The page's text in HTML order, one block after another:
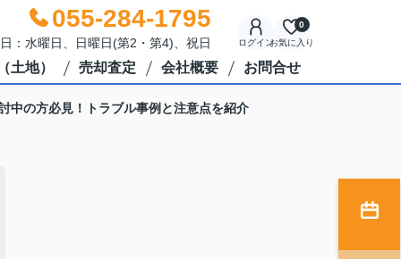
055-284-1795
水曜日、日曜日(第2・第4)、祝日 ログインお気に入り
0
土地） 売却査定 会社概要 お問合せ
中の方必見！トラブル事例と注意点を紹介